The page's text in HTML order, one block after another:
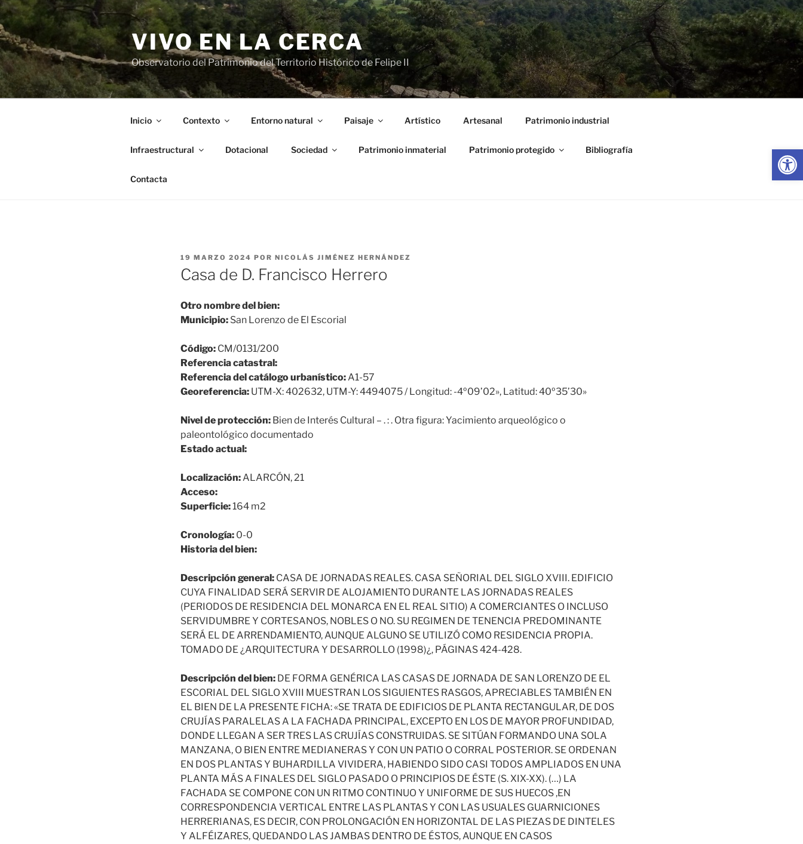
Abrir
Saltar
al
contenido
VIVO EN LA CERCA
Observatorio del Patrimonio del Territorio Histórico de Felipe II
Inicio Contexto Entorno natural Paisaje Artístico Artesanal Patrimonio industrial
Infraestructural Dotacional Sociedad Patrimonio inmaterial Patrimonio protegido Bibliografía
Contacta
PUBLICADO
EL
19 MARZO 2024 POR NICOLÁS JIMÉNEZ HERNÁNDEZ
Casa de D. Francisco Herrero
Otro nombre del bien:
Municipio: San Lorenzo de El Escorial
Código: CM/0131/200
Referencia catastral:
Referencia del catálogo urbanístico:A1-57
Georeferencia: UTM-X: 402632, UTM-Y: 4494075 / Longitud: -4º09’02», Latitud: 40º35’30»
Nivel de protección: Bien de Interés Cultural – . : . Otra figura: Yacimiento arqueológico o
paleontológico documentado
Estado actual:
Localización:ALARCÓN, 21
Acceso:
Superficie:164 m2
Cronología: 0-0
Historia del bien:
Descripción general: CASA DE JORNADAS REALES. CASA SEÑORIAL DEL SIGLO XVIII. EDIFICIO
CUYA FINALIDAD SERÁ SERVIR DE ALOJAMIENTO DURANTE LAS JORNADAS REALES
(PERIODOS DE RESIDENCIA DEL MONARCA EN EL REAL SITIO) A COMERCIANTES O INCLUSO
SERVIDUMBRE Y CORTESANOS, NOBLES O NO. SU REGIMEN DE TENENCIA PREDOMINANTE
SERÁ EL DE ARRENDAMIENTO, AUNQUE ALGUNO SE UTILIZÓ COMO RESIDENCIA PROPIA.
TOMADO DE ¿ARQUITECTURA Y DESARROLLO (1998)¿, PÁGINAS 424-428.
Descripción del bien: DE FORMA GENÉRICA LAS CASAS DE JORNADA DE SAN LORENZO DE EL
ESCORIAL DEL SIGLO XVIII MUESTRAN LOS SIGUIENTES RASGOS, APRECIABLES TAMBIÉN EN
EL BIEN DE LA PRESENTE FICHA: «SE TRATA DE EDIFICIOS DE PLANTA RECTANGULAR, DE DOS
CRUJÍAS PARALELAS A LA FACHADA PRINCIPAL, EXCEPTO EN LOS DE MAYOR PROFUNDIDAD,
DONDE LLEGAN A SER TRES LAS CRUJÍAS CONSTRUIDAS. SE SITÚAN FORMANDO UNA SOLA
MANZANA, O BIEN ENTRE MEDIANERAS Y CON UN PATIO O CORRAL POSTERIOR. SE ORDENAN
EN DOS PLANTAS Y BUHARDILLA VIVIDERA, HABIENDO SIDO CASI TODOS AMPLIADOS EN UNA
PLANTA MÁS A FINALES DEL SIGLO PASADO O PRINCIPIOS DE ÉSTE (S. XIX-XX). (…) LA
FACHADA SE COMPONE CON UN RITMO CONTINUO Y UNIFORME DE SUS HUECOS ,EN
CORRESPONDENCIA VERTICAL ENTRE LAS PLANTAS Y CON LAS USUALES GUARNICIONES
HERRERIANAS, ES DECIR, CON PROLONGACIÓN EN HORIZONTAL DE LAS PIEZAS DE DINTELES
Y ALFÉIZARES, QUEDANDO LAS JAMBAS DENTRO DE ÉSTOS, AUNQUE EN CASOS